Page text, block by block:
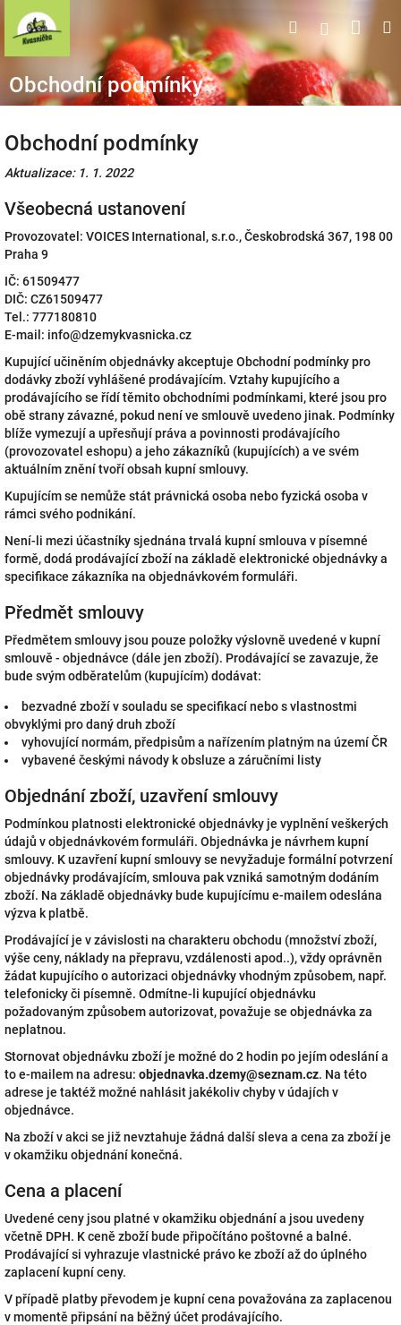
obsah
HledatPřihlášení
Obchodní podmínky
Obchodní podmínky
Aktualizace: 1. 1. 2022
Všeobecná ustanovení
Provozovatel: VOICES International, s.r.o., Českobrodská 367, 198 00
Praha 9
IČ: 61509477
DIČ: CZ61509477
Tel.: 777180810
E-mail: info@dzemykvasnicka.cz
Kupující učiněním objednávky akceptuje Obchodní podmínky pro
dodávky zboží vyhlášené prodávajícím. Vztahy kupujícího a
prodávajícího se řídí těmito obchodními podmínkami, které jsou pro
obě strany závazné, pokud není ve smlouvě uvedeno jinak. Podmínky
blíže vymezují a upřesňují práva a povinnosti prodávajícího
(provozovatel eshopu) a jeho zákazníků (kupujících) a ve svém
aktuálním znění tvoří obsah kupní smlouvy.
Kupujícím se nemůže stát právnická osoba nebo fyzická osoba v
rámci svého podnikání.
Není-li mezi účastníky sjednána trvalá kupní smlouva v písemné
formě, dodá prodávající zboží na základě elektronické objednávky a
specifikace zákazníka na objednávkovém formuláři.
Předmět smlouvy
Předmětem smlouvy jsou pouze položky výslovně uvedené v kupní
smlouvě - objednávce (dále jen zboží). Prodávající se zavazuje, že
bude svým odběratelům (kupujícím) dodávat:
bezvadné zboží v souladu se specifikací nebo s vlastnostmi
obvyklými pro daný druh zboží
vyhovující normám, předpisům a nařízením platným na území ČR
vybavené českými návody k obsluze a záručními listy
Objednání zboží, uzavření smlouvy
Podmínkou platnosti elektronické objednávky je vyplnění veškerých
údajů v objednávkovém formuláři. Objednávka je návrhem kupní
smlouvy. K uzavření kupní smlouvy se nevyžaduje formální potvrzení
objednávky prodávajícím, smlouva pak vzniká samotným dodáním
zboží. Na základě objednávky bude kupujícímu e-mailem odeslána
výzva k platbě.
Prodávající je v závislosti na charakteru obchodu (množství zboží,
výše ceny, náklady na přepravu, vzdálenosti apod..), vždy oprávněn
žádat kupujícího o autorizaci objednávky vhodným způsobem, např.
telefonicky či písemně. Odmítne-li kupující objednávku
požadovaným způsobem autorizovat, považuje se objednávka za
neplatnou.
Stornovat objednávku zboží je možné do 2 hodin po jejím odeslání a
to e-mailem na adresu: objednavka.dzemy@seznam.cz. Na této
adrese je taktéž možné nahlásit jakékoliv chyby v údajích v
objednávce.
Na zboží v akci se již nevztahuje žádná další sleva a cena za zboží je
v okamžiku objednání konečná.
Cena a placení
Uvedené ceny jsou platné v okamžiku objednání a jsou uvedeny
včetně DPH. K ceně zboží bude připočítáno poštovné a balné.
Prodávající si vyhrazuje vlastnické právo ke zboží až do úplného
zaplacení kupní ceny.
V případě platby převodem je kupní cena považována za zaplacenou
v momentě připsání na běžný účet prodávajícího.